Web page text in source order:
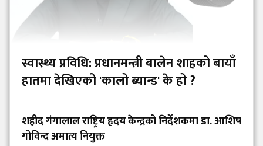
स्वास्थ्य प्रविधि: प्रधानमन्त्री बालेन शाहको बायाँ
हातमा देखिएको 'कालो ब्यान्ड' के हो ?
शहीद गंगालाल राष्ट्रिय हृदय केन्द्रको निर्देशकमा डा. आशिष
गोविन्द अमात्य नियुक्त